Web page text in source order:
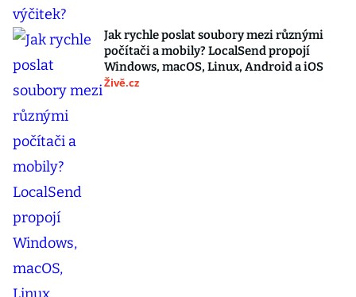
Jak rychle poslat soubory mezi různými
počítači a mobily? LocalSend propojí
Windows, macOS, Linux, Android a iOS
Živě.cz